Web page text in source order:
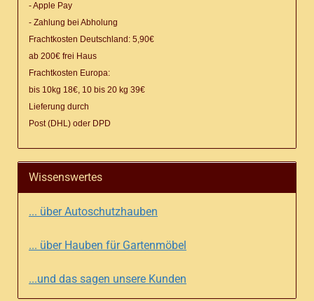
- Apple Pay
- Zahlung bei Abholung
Frachtkosten Deutschland: 5,90€
ab 200€ frei Haus
Frachtkosten Europa:
bis 10kg 18€, 10 bis 20 kg 39€
Lieferung durch
Post (DHL) oder DPD
Wissenswertes
... über Autoschutzhauben
... über Hauben für Gartenmöbel
...und das sagen unsere Kunden